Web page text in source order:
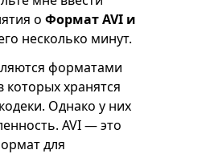
о Формат AVI и
несколько минут.
форматами
которых хранятся
Однако у них
AVI — это
для